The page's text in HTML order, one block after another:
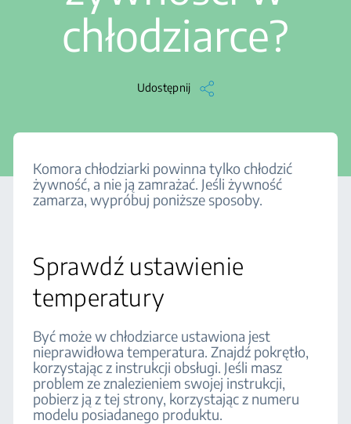
chłodziarce?
Udostępnij
Komora chłodziarki powinna tylko chłodzić
żywność, a nie ją zamrażać. Jeśli żywność
zamarza, wypróbuj poniższe sposoby.
Sprawdź ustawienie
temperatury
Być może w chłodziarce ustawiona jest
nieprawidłowa temperatura. Znajdź pokrętło,
korzystając z instrukcji obsługi. Jeśli masz
problem ze znalezieniem swojej instrukcji,
pobierz ją z tej strony, korzystając z numeru
modelu posiadanego produktu.